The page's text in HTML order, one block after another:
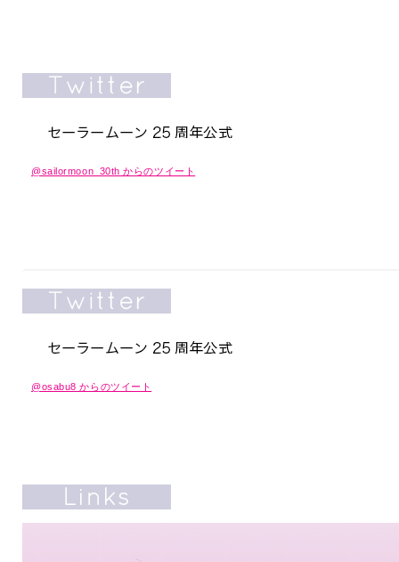
@sailormoon_30th からのツイート
@osabu8 からのツイート